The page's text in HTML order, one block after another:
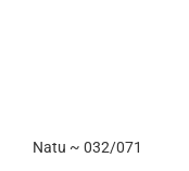
Natu ~ 032/071